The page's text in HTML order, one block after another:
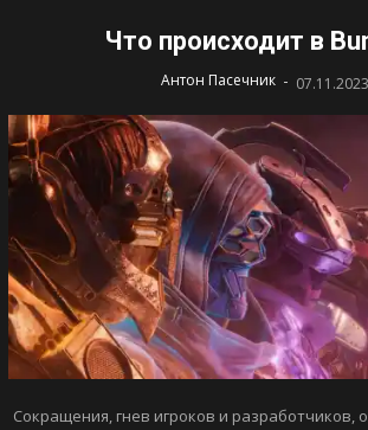
Что происходит в
Антон Пасечник - 07.11.2023
Сокращения, гнев игроков и разработчиков,